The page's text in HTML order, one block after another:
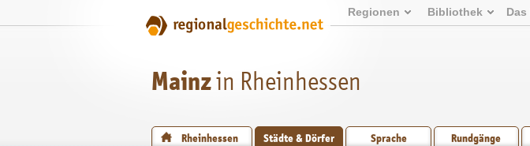
Regionen Bibliothek
Mainzin Rheinhessen
Rheinhessen Städte & Dörfer Sprache Rundgänge